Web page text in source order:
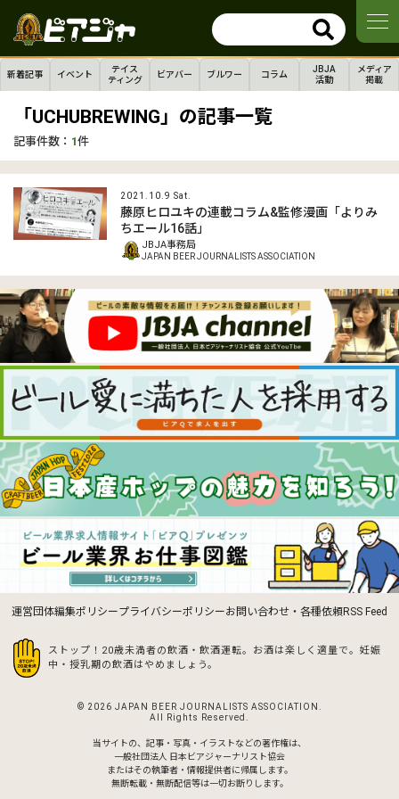
新着記事 イベント
テイス
ティング
ビアバー ブルワー コラム
JBJA
活動
メディア
掲載
「UCHUBREWING」の記事一覧
記事件数： 1件
2021.10.9 Sat.
藤原ヒロユキの連載コラム&監修漫画「よりみ
ちエール16話」
JBJA事務局
JAPAN BEER JOURNALISTS ASSOCIATION
運営団体編集ポリシープライバシーポリシーお問い合わせ・各種依頼RSS Feed
ストップ！20歳未満者の飲酒・飲酒運転。お酒は楽しく適量で。 妊娠
中・授乳期の飲酒はやめましょう。
© 2026 JAPAN BEER JOURNALISTS ASSOCIATION.
All Rights Reserved.
当サイトの、記事・写真・イラストなどの著作権は、
一般社団法人 日本ビアジャーナリスト協会
またはその執筆者・情報提供者に帰属します。
無断転載・無断配信等は一切お断りします。